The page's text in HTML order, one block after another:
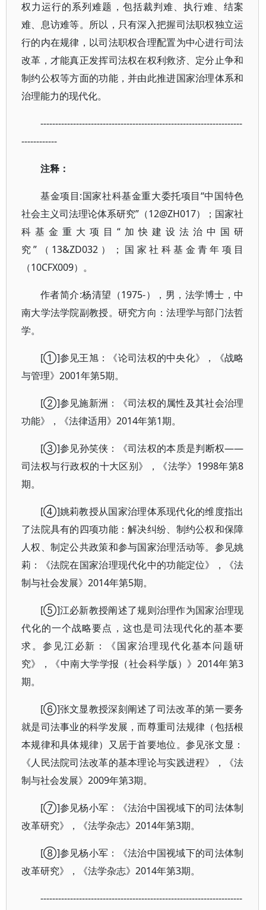
权力运行的系列难题，包括裁判难、执行难、结案
难、息访难等。所以，只有深入把握司法职权独立运
行的内在规律，以司法职权合理配置为中心进行司法
改革，才能真正发挥司法权在权利救济、定分止争和
制约公权等方面的功能，并由此推进国家治理体系和
治理能力的现代化。
--------------------------------------------------------------------
------------
注释：
基金项目:国家社科基金重大委托项目“中国特色
社会主义司法理论体系研究”（12@ZH017）；国家社
科基金重大项目“加快建设法治中国研
究”（13&ZD032）；国家社科基金青年项目
（10CFX009）。
作者简介:杨清望（1975-），男，法学博士，中
南大学法学院副教授。研究方向：法理学与部门法哲
学。
[①]参见王旭：《论司法权的中央化》，《战略
与管理》2001年第5期。
[②]参见施新洲：《司法权的属性及其社会治理
功能》，《法律适用》2014年第1期。
[③]参见孙笑侠：《司法权的本质是判断权——
司法权与行政权的十大区别》，《法学》1998年第8
期。
[④]姚莉教授从国家治理体系现代化的维度指出
了法院具有的四项功能：解决纠纷、制约公权和保障
人权、制定公共政策和参与国家治理活动等。参见姚
莉：《法院在国家治理现代化中的功能定位》，《法
制与社会发展》2014年第5期。
[⑤]江必新教授阐述了规则治理作为国家治理现
代化的一个战略要点，这也是司法现代化的基本要
求。参见江必新：《国家治理现代化基本问题研
究》，《中南大学学报（社会科学版）》2014年第3
期。
[⑥]张文显教授深刻阐述了司法改革的第一要务
就是司法事业的科学发展，而尊重司法规律（包括根
本规律和具体规律）又居于首要地位。参见张文显：
《人民法院司法改革的基本理论与实践进程》，《法
制与社会发展》2009年第3期。
[⑦]参见杨小军：《法治中国视域下的司法体制
改革研究》，《法学杂志》2014年第3期。
[⑧]参见杨小军：《法治中国视域下的司法体制
改革研究》，《法学杂志》2014年第3期。
--------------------------------------------------------------------